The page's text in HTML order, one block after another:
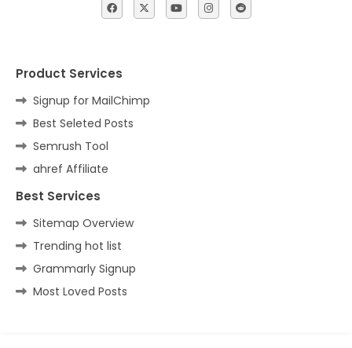
Product Services
Signup for MailChimp
Best Seleted Posts
Semrush Tool
ahref Affiliate
Best Services
Sitemap Overview
Trending hot list
Grammarly Signup
Most Loved Posts